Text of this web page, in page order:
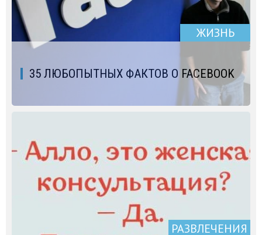
ЖИЗНЬ
35 ЛЮБОПЫТНЫХ ФАКТОВ О FACEBOOK
РАЗВЛЕЧЕНИЯ